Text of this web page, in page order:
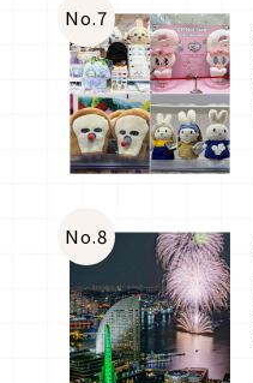
No.7
No.8